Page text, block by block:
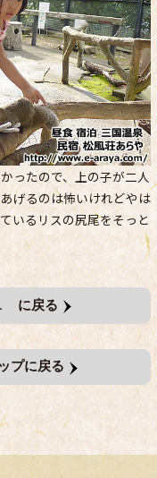
ったので、上の子が二人
げるのは怖いけれどやは
いるリスの尻尾をそっと
に戻る
プに戻る